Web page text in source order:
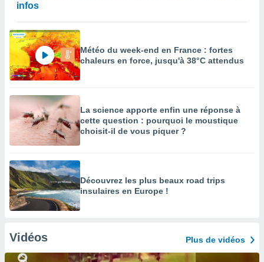
infos
Météo du week-end en France : fortes
chaleurs en force, jusqu'à 38°C attendus
La science apporte enfin une réponse à
cette question : pourquoi le moustique
choisit-il de vous piquer ?
Découvrez les plus beaux road trips
insulaires en Europe !
Vidéos Plus de vidéos